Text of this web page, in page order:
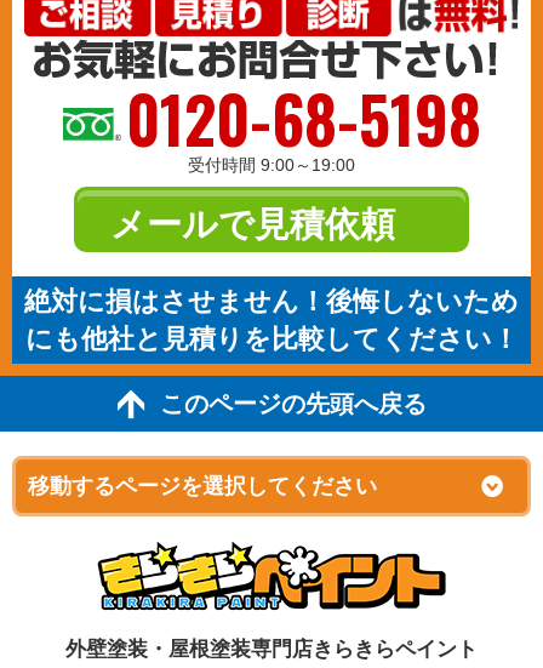
0120-68-5198
受付時間 9:00～19:00
メールで見積依頼
絶対に損はさせません！後悔しないため
にも他社と見積りを比較してください！
このページの先頭へ戻る
外壁塗装・屋根塗装専門店きらきらペイント